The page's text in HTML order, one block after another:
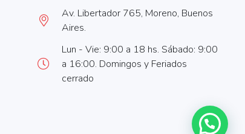
Av. Libertador 765, Moreno, Buenos
Aires.
Lun - Vie: 9:00 a 18 hs. Sábado: 9:00
a 16:00. Domingos y Feriados
cerrado